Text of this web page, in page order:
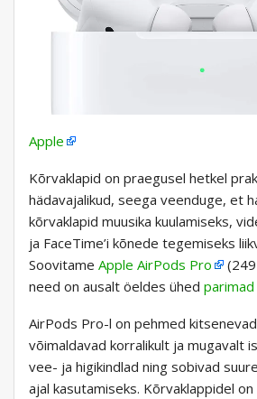
Apple
Kõrvaklapid on praegusel hetkel
hädavajalikud, seega veenduge, et
kõrvaklapid muusika kuulamiseks,
ja FaceTime’i kõnede tegemiseks
Soovitame Apple AirPods Pro
need on ausalt öeldes ühed
AirPods Pro-l on pehmed
võimaldavad korralikult ja mugavalt
vee- ja higikindlad ning sobivad
ajal kasutamiseks. Kõrvaklappidel on